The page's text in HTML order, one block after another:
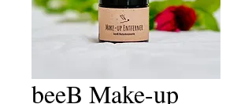
beeB Make-up